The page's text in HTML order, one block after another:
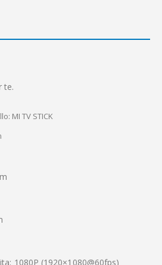
te.
MI TV STICK
1080P (1920×1080@60fps)